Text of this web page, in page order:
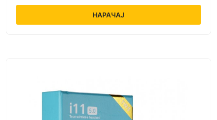
НАРАЧАЈ